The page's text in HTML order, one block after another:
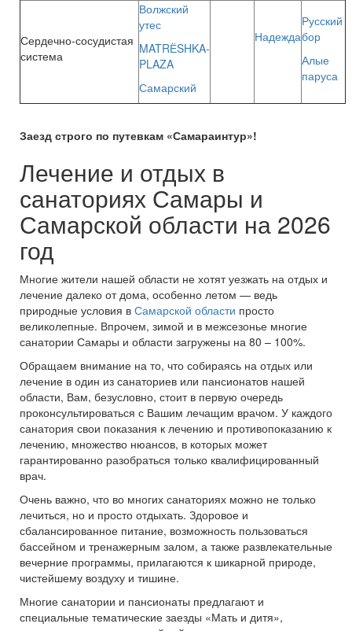
Сердечно-сосудистая
система
Волжский
утес
MATRЁSHKA-
PLAZA
Самарский
Надежда
Русский
бор
Алые
паруса
Заезд строго по путевкам «Самараинтур»!
Лечение и отдых в
санаториях Самары и
Самарской области на 2026
год
Многие жители нашей области не хотят уезжать на отдых и
лечение далеко от дома, особенно летом — ведь
природные условия в Самарской области просто
великолепные. Впрочем, зимой и в межсезонье многие
санатории Самары и области загружены на 80 – 100%.
Обращаем внимание на то, что собираясь на отдых или
лечение в один из санаториев или пансионатов нашей
области, Вам, безусловно, стоит в первую очередь
проконсультироваться с Вашим лечащим врачом. У каждого
санатория свои показания к лечению и противопоказанию к
лечению, множество нюансов, в которых может
гарантированно разобраться только квалифицированный
врач.
Очень важно, что во многих санаториях можно не только
лечиться, но и просто отдыхать. Здоровое и
сбалансированное питание, возможность пользоваться
бассейном и тренажерным залом, а также развлекательные
вечерние программы, прилагаются к шикарной природе,
чистейшему воздуху и тишине.
Многие санатории и пансионаты предлагают и
специальные тематические заезды «Мать и дитя»,